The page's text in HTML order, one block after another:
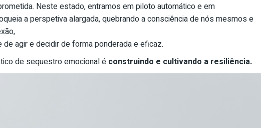
Neste estado, entramos em piloto automático e em
a perspetiva alargada, quebrando a consciência de nós mesmos e
agir e decidir de forma ponderada e eficaz.
de sequestro emocional é construindo e cultivando a resiliência.